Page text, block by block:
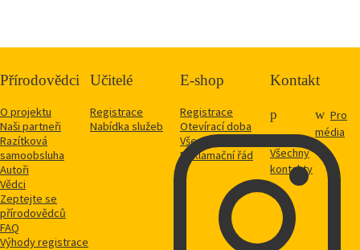
Přírodovědci
O projektu
Naši partneři
Razítková
samoobsluha
Autoři
Vědci
Zeptejte se
přírodovědců
FAQ
Výhody registrace
Učitelé
Registrace
Nabídka služeb
E-shop
Registrace
Otevírací doba
Vše o nákupu
Reklamační řád
Kontakt
Všechny
kontakty
Pro
média